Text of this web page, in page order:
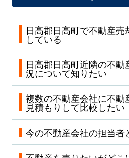
日高郡日高町で不動産
している
日高郡日高町近隣の不
況について知りたい
複数の不動産会社に不動
見積もりして比較したい
今の不動産会社の担当者